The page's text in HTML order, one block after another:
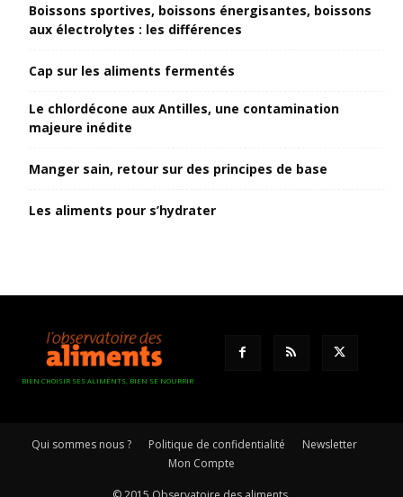
Boissons sportives, boissons énergisantes, boissons
aux électrolytes : les différences
Cap sur les aliments fermentés
Le chlordécone aux Antilles, une contamination
majeure inédite
Manger sain, retour sur des principes de base
Les aliments pour s’hydrater
BIEN CHOISIR SES ALIMENTS, BIEN SE NOURRIR
Qui sommes nous ? Politique de confidentialité
Newsletter
Mon Compte